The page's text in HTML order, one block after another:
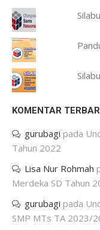
KOMENTAR
gurubagi pada
Tahun 2022
Lisa Nur Rohmah
Merdeka SD Tahun
gurubagi pada
SMP MTs TA 2023/